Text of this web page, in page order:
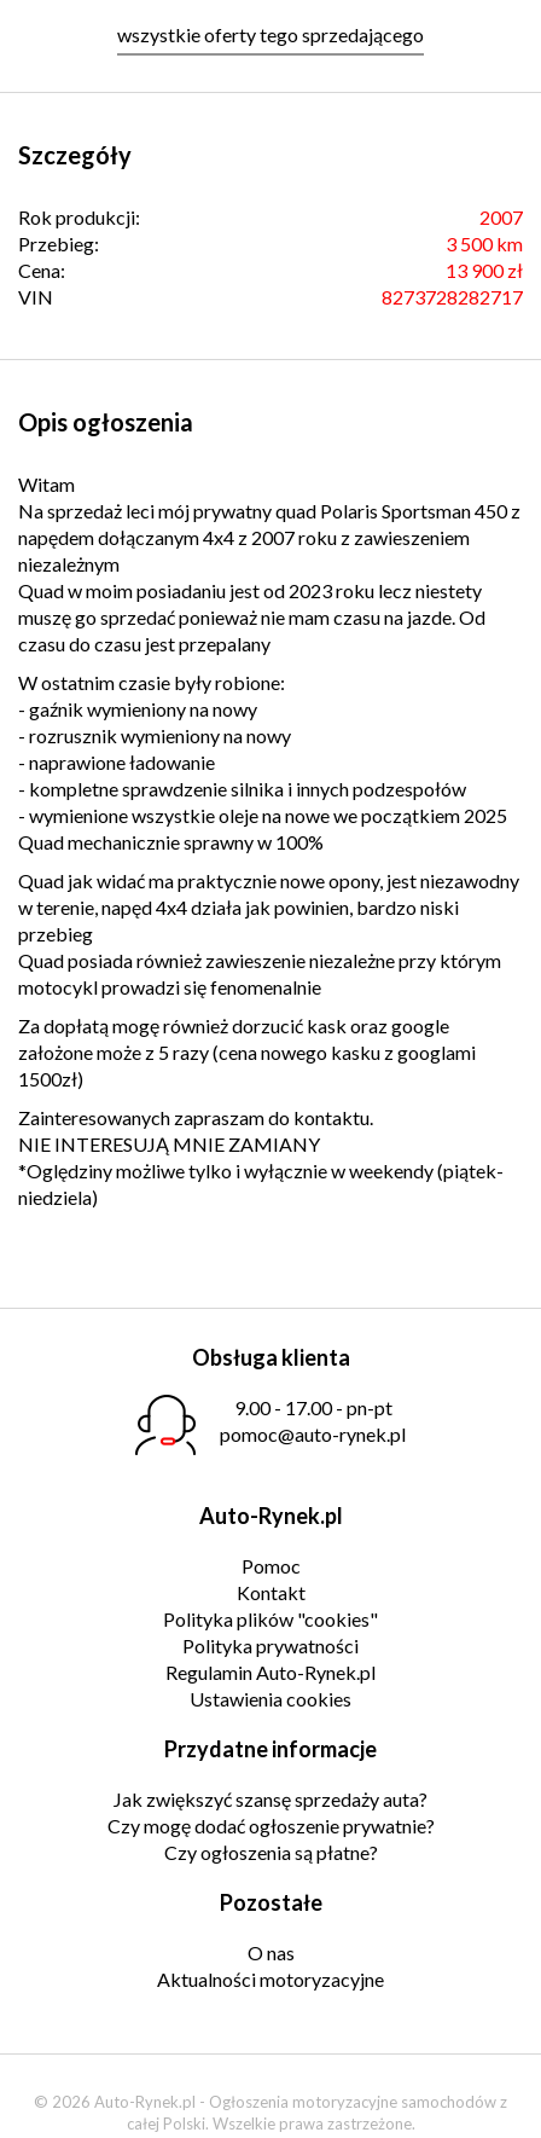
wszystkie oferty tego sprzedającego
Szczegóły
Rok produkcji:
2007
Przebieg:
3 500 km
Cena:
13 900 zł
VIN
8273728282717
Opis ogłoszenia
Witam
Na sprzedaż leci mój prywatny quad Polaris Sportsman 450 z
napędem dołączanym 4x4 z 2007 roku z zawieszeniem
niezależnym
Quad w moim posiadaniu jest od 2023 roku lecz niestety
muszę go sprzedać ponieważ nie mam czasu na jazde. Od
czasu do czasu jest przepalany
W ostatnim czasie były robione:
- gaźnik wymieniony na nowy
- rozrusznik wymieniony na nowy
- naprawione ładowanie
- kompletne sprawdzenie silnika i innych podzespołów
- wymienione wszystkie oleje na nowe we początkiem 2025
Quad mechanicznie sprawny w 100%
Quad jak widać ma praktycznie nowe opony, jest niezawodny
w terenie, napęd 4x4 działa jak powinien, bardzo niski
przebieg
Quad posiada również zawieszenie niezależne przy którym
motocykl prowadzi się fenomenalnie
Za dopłatą mogę również dorzucić kask oraz google
założone może z 5 razy (cena nowego kasku z googlami
1500zł)
Zainteresowanych zapraszam do kontaktu.
NIE INTERESUJĄ MNIE ZAMIANY
*Oględziny możliwe tylko i wyłącznie w weekendy (piątek-
niedziela)
Obsługa klienta
9.00 - 17.00 - pn-pt
pomoc@auto-rynek.pl
Auto-Rynek.pl
Pomoc
Kontakt
Polityka plików "cookies"
Polityka prywatności
Regulamin Auto-Rynek.pl
Ustawienia cookies
Przydatne informacje
Jak zwiększyć szansę sprzedaży auta?
Czy mogę dodać ogłoszenie prywatnie?
Czy ogłoszenia są płatne?
Pozostałe
O nas
Aktualności motoryzacyjne
© 2026 Auto-Rynek.pl - Ogłoszenia motoryzacyjne samochodów z
całej Polski. Wszelkie prawa zastrzeżone.